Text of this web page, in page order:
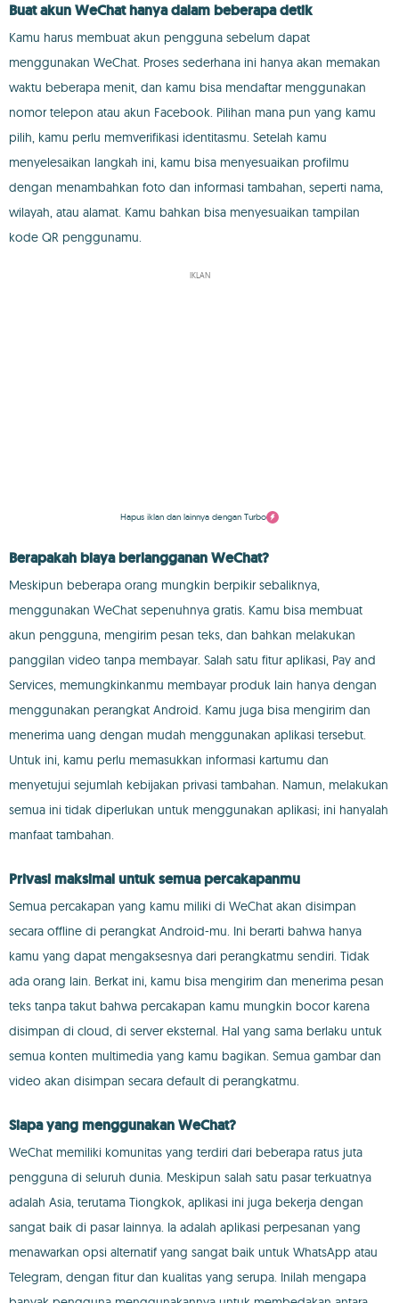
Buat akun WeChat hanya dalam beberapa detik
Kamu harus membuat akun pengguna sebelum dapat
menggunakan WeChat. Proses sederhana ini hanya akan memakan
waktu beberapa menit, dan kamu bisa mendaftar menggunakan
nomor telepon atau akun Facebook. Pilihan mana pun yang kamu
pilih, kamu perlu memverifikasi identitasmu. Setelah kamu
menyelesaikan langkah ini, kamu bisa menyesuaikan profilmu
dengan menambahkan foto dan informasi tambahan, seperti nama,
wilayah, atau alamat. Kamu bahkan bisa menyesuaikan tampilan
kode QR penggunamu.
IKLAN
Hapus iklan dan lainnya dengan Turbo
Berapakah biaya berlangganan WeChat?
Meskipun beberapa orang mungkin berpikir sebaliknya,
menggunakan WeChat sepenuhnya gratis. Kamu bisa membuat
akun pengguna, mengirim pesan teks, dan bahkan melakukan
panggilan video tanpa membayar. Salah satu fitur aplikasi, Pay and
Services, memungkinkanmu membayar produk lain hanya dengan
menggunakan perangkat Android. Kamu juga bisa mengirim dan
menerima uang dengan mudah menggunakan aplikasi tersebut.
Untuk ini, kamu perlu memasukkan informasi kartumu dan
menyetujui sejumlah kebijakan privasi tambahan. Namun, melakukan
semua ini tidak diperlukan untuk menggunakan aplikasi; ini hanyalah
manfaat tambahan.
Privasi maksimal untuk semua percakapanmu
Semua percakapan yang kamu miliki di WeChat akan disimpan
secara offline di perangkat Android-mu. Ini berarti bahwa hanya
kamu yang dapat mengaksesnya dari perangkatmu sendiri. Tidak
ada orang lain. Berkat ini, kamu bisa mengirim dan menerima pesan
teks tanpa takut bahwa percakapan kamu mungkin bocor karena
disimpan di cloud, di server eksternal. Hal yang sama berlaku untuk
semua konten multimedia yang kamu bagikan. Semua gambar dan
video akan disimpan secara default di perangkatmu.
Siapa yang menggunakan WeChat?
WeChat memiliki komunitas yang terdiri dari beberapa ratus juta
pengguna di seluruh dunia. Meskipun salah satu pasar terkuatnya
adalah Asia, terutama Tiongkok, aplikasi ini juga bekerja dengan
sangat baik di pasar lainnya. Ia adalah aplikasi perpesanan yang
menawarkan opsi alternatif yang sangat baik untuk WhatsApp atau
Telegram, dengan fitur dan kualitas yang serupa. Inilah mengapa